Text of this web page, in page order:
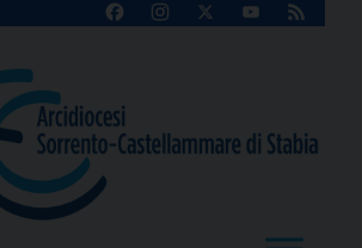
FacebookInstagram
X
YouTube
Feed